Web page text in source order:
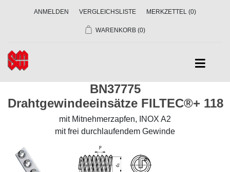
ANMELDEN VERGLEICHSLISTE MERKZETTEL (0)
WARENKORB (0)
BN37775
Drahtgewindeeinsätze FILTEC®+ 118
mit Mitnehmerzapfen, INOX A2
mit frei durchlaufendem Gewinde